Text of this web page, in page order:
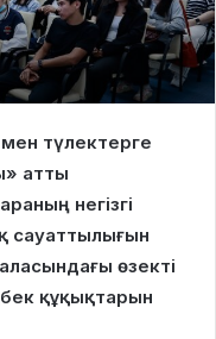
түлектерге
атты
негізгі
сауаттылығын
өзекті
құқықтарын